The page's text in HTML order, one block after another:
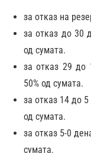
за отказ на
за отказ до 30
од сумата.
за отказ 29 до
50% од сумата.
за отказ 14 до
од сумата.
за отказ 5-0
сумата.